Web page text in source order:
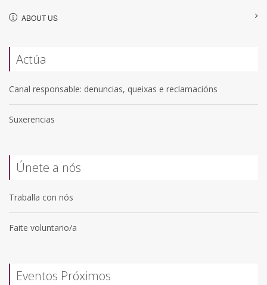
ABOUT US
Actúa
Canal responsable: denuncias, queixas e reclamacións
Suxerencias
Únete a nós
Traballa con nós
Faite voluntario/a
Eventos Próximos